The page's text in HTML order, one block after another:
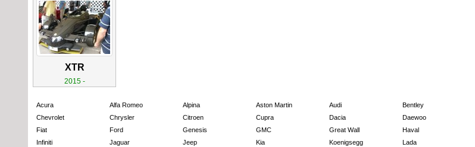
XTR
2015 -
Acura Alfa Romeo Alpina Aston Martin Audi Bentley
Chevrolet
Chrysler Citroen Cupra Dacia Daewoo
Fiat
Ford Genesis GMC Great Wall Haval
Infiniti
Jaguar Jeep Kia Koenigsegg Lada